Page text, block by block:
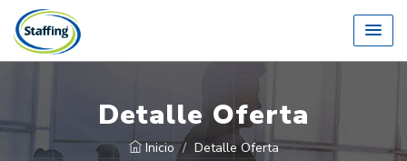
Detalle Oferta
Inicio Detalle Oferta